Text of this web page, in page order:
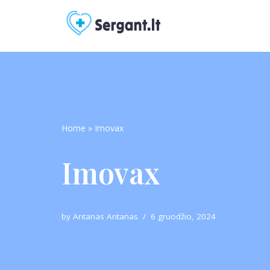
Home » Imovax
Imovax
by Antanas Antanas 6 gruodžio, 2024